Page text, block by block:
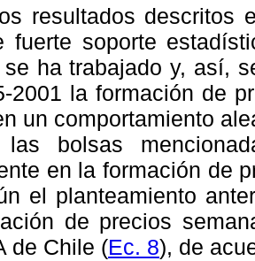
resultados descritos
fuerte soporte
ha trabajado y, así,
2001 la formación de
un comportamiento
las bolsas
en la formación de
el planteamiento
de precios
de Chile (Ec. 8), de